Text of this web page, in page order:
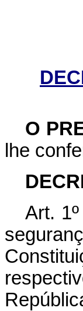
O
lhe
Art.